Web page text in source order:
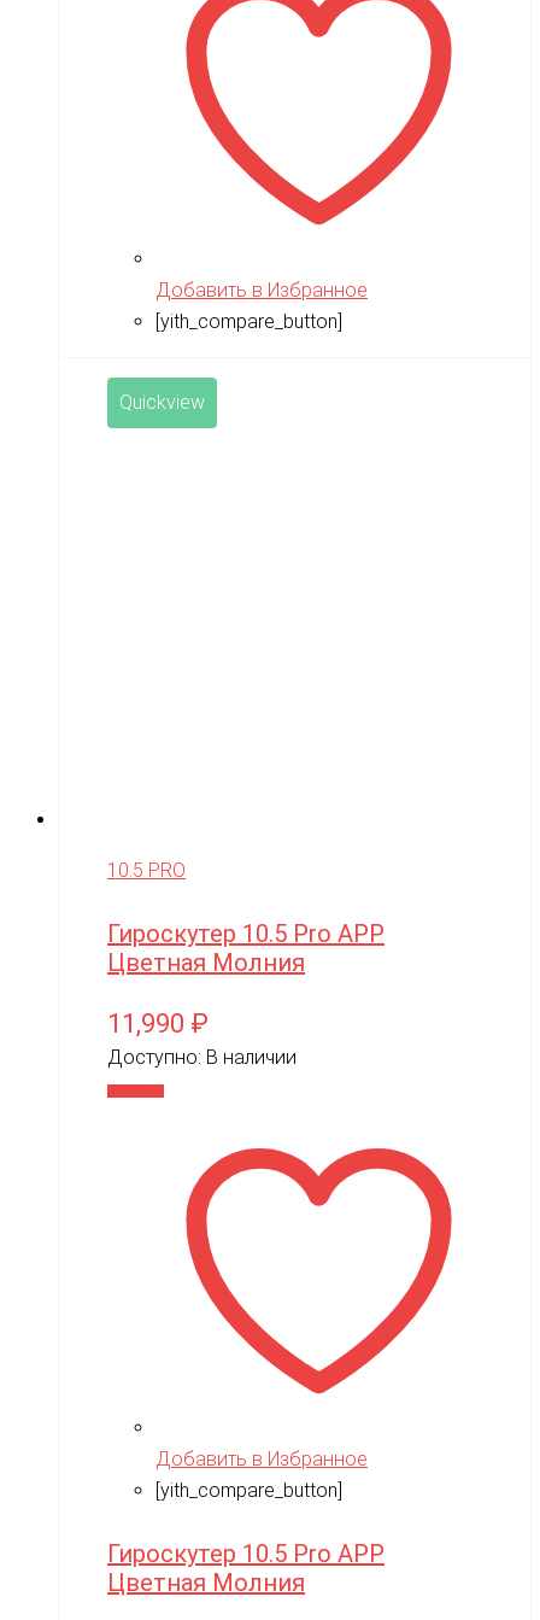
Добавить в Избранное
[yith_compare_button]
Quickview
10.5 PRO
Гироскутер 10.5 Pro APP
Цветная Молния
11,990 ₽
Доступно: В наличии
Добавить в Избранное
[yith_compare_button]
Гироскутер 10.5 Pro APP
Цветная Молния